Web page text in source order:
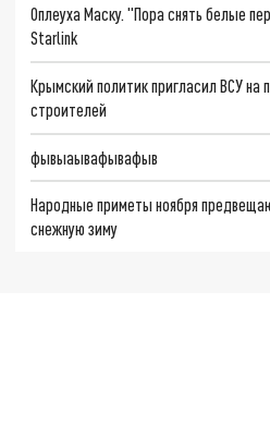
Оплеуха Маску. "Пора снять белые
Starlink
Крымский политик пригласил ВСУ на
строителей
фывыаывафывафыв
Народные приметы ноября
снежную зиму